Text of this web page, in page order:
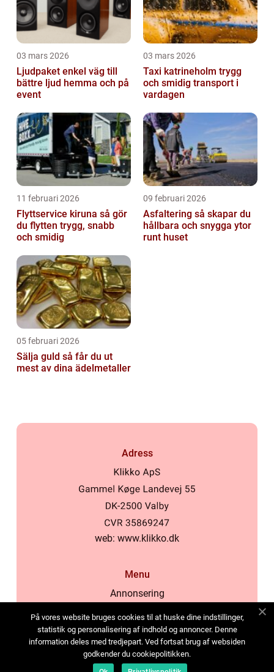
03 mars 2026
Ljudpaket enkel väg till
bättre ljud hemma och på
event
03 mars 2026
Taxi katrineholm trygg
och smidig transport i
vardagen
11 februari 2026
Flyttservice kiruna så gör
du flytten trygg, snabb
och smidig
09 februari 2026
Asfaltering så skapar du
hållbara och snygga ytor
runt huset
05 februari 2026
Sälja guld så får du ut
mest av dina ädelmetaller
Adress
web: www.klikko.dk
Menu
Annonsering
Cookies
Kontakta oss
Sitemap
På vores website bruges cookies til at huske dine indstillinger,
statistik og personalisering af indhold og annoncer. Denne
information deles med tredjepart. Ved fortsat brug af websiden
godkender du cookiepolitikken.